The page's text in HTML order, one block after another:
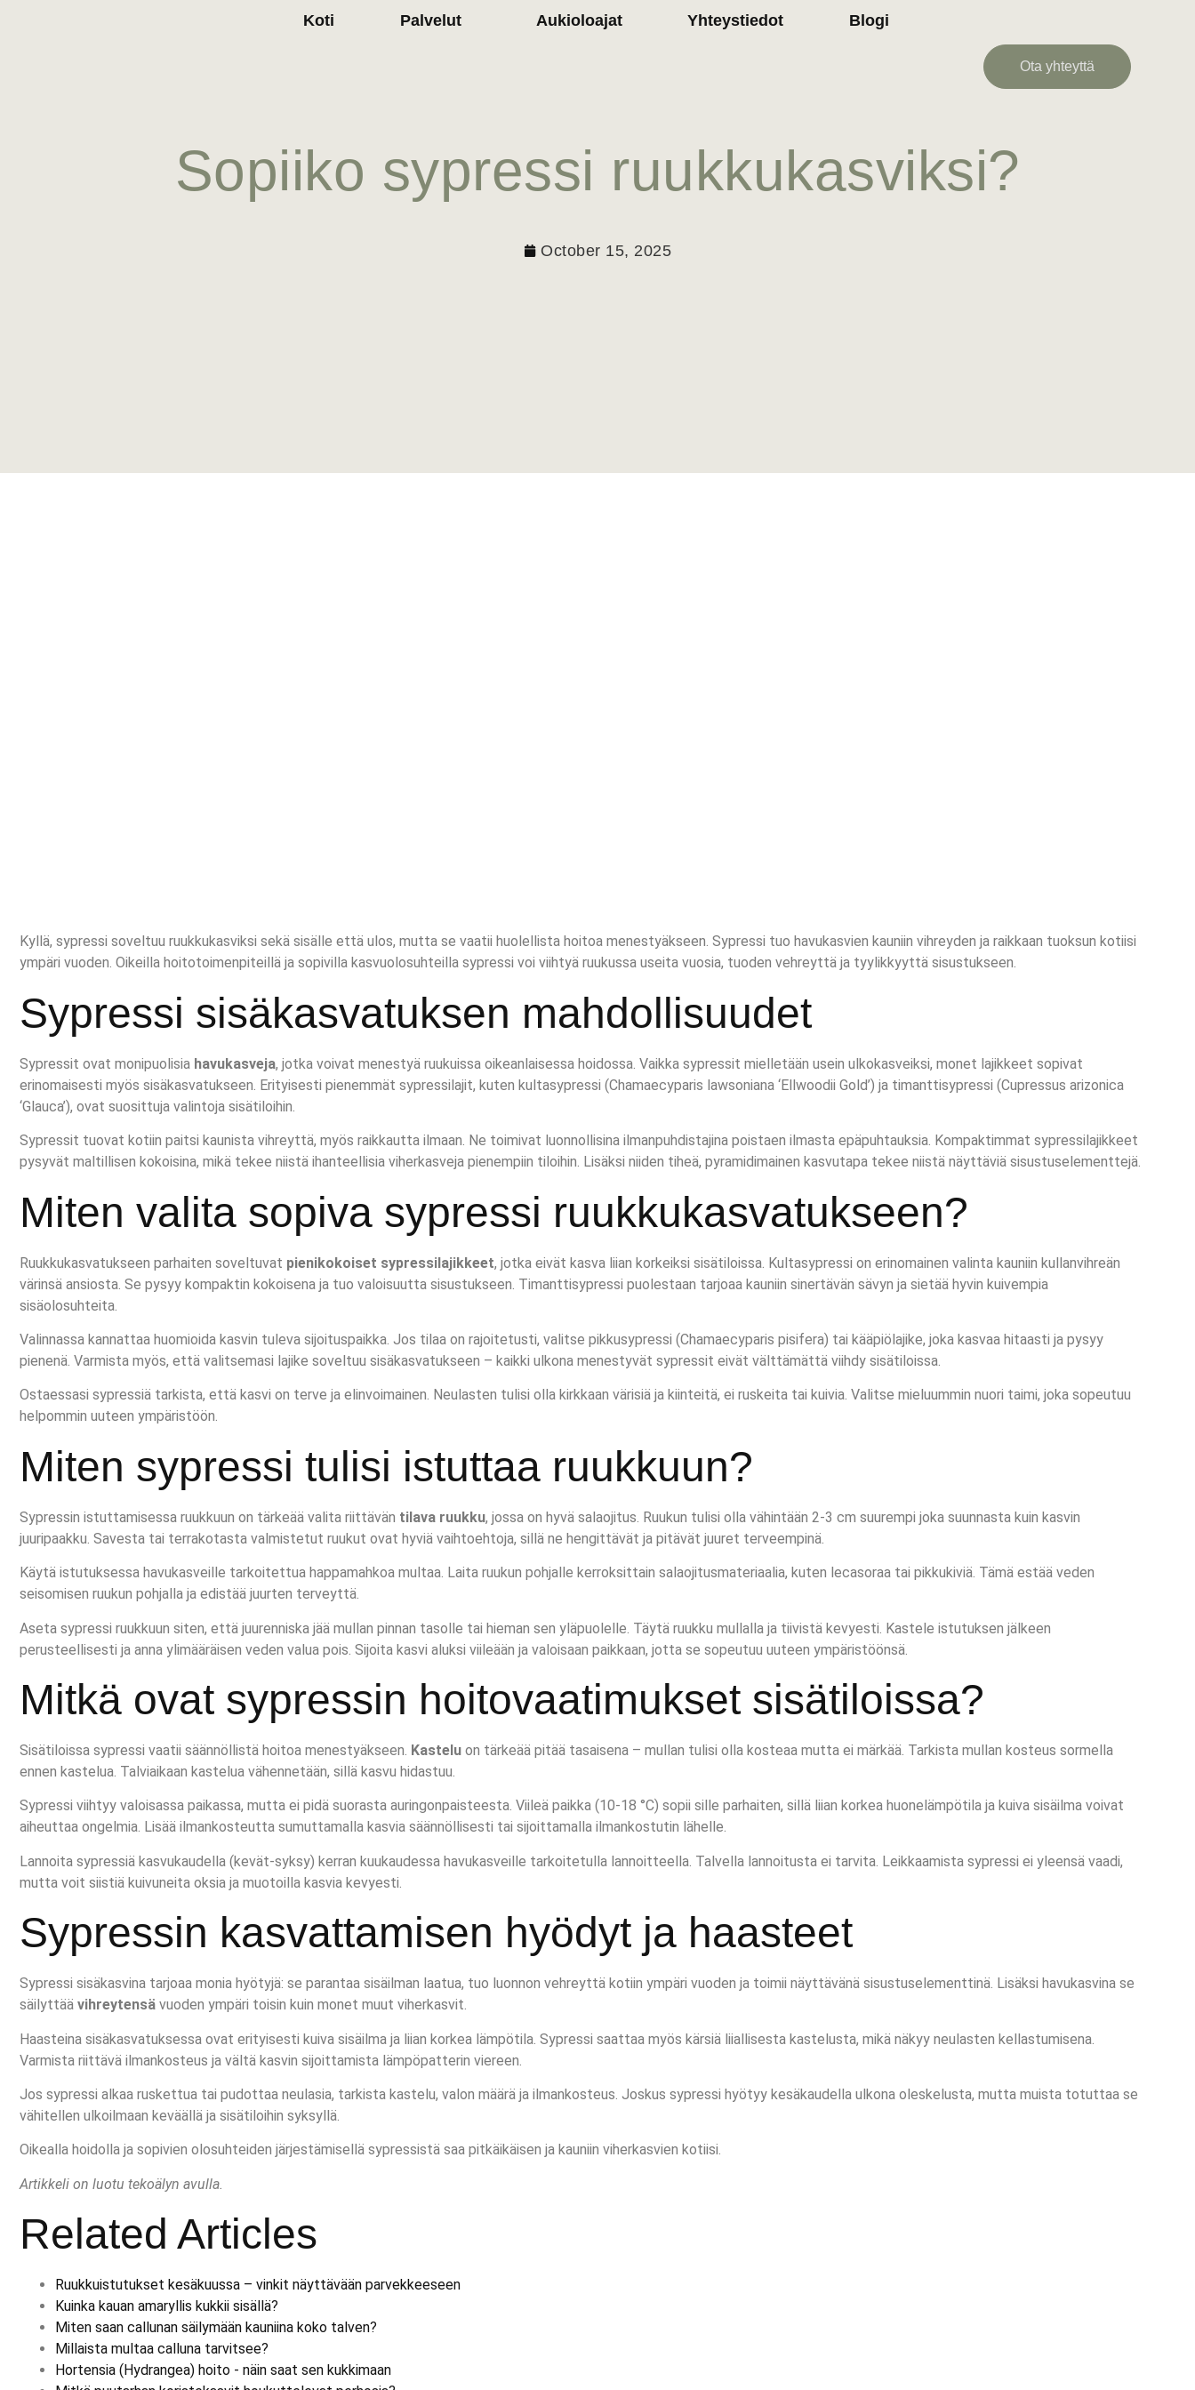
Koti Palvelut Aukioloajat Yhteystiedot Blogi
Ota yhteyttä
Sopiiko sypressi ruukkukasviksi?
October 15, 2025
Kyllä, sypressi soveltuu ruukkukasviksi sekä sisälle että ulos, mutta se vaatii huolellista hoitoa menestyäkseen. Sypressi tuo havukasvien kauniin vihreyden ja raikkaan tuoksun kotiisi
ympäri vuoden. Oikeilla hoitotoimenpiteillä ja sopivilla kasvuolosuhteilla sypressi voi viihtyä ruukussa useita vuosia, tuoden vehreyttä ja tyylikkyyttä sisustukseen.
Sypressi sisäkasvatuksen mahdollisuudet
Sypressit ovat monipuolisia havukasveja, jotka voivat menestyä ruukuissa oikeanlaisessa hoidossa. Vaikka sypressit mielletään usein ulkokasveiksi, monet lajikkeet sopivat
erinomaisesti myös sisäkasvatukseen. Erityisesti pienemmät sypressilajit, kuten kultasypressi (Chamaecyparis lawsoniana ‘Ellwoodii Gold’) ja timanttisypressi (Cupressus arizonica
‘Glauca’), ovat suosittuja valintoja sisätiloihin.
Sypressit tuovat kotiin paitsi kaunista vihreyttä, myös raikkautta ilmaan. Ne toimivat luonnollisina ilmanpuhdistajina poistaen ilmasta epäpuhtauksia. Kompaktimmat sypressilajikkeet
pysyvät maltillisen kokoisina, mikä tekee niistä ihanteellisia viherkasveja pienempiin tiloihin. Lisäksi niiden tiheä, pyramidimainen kasvutapa tekee niistä näyttäviä sisustuselementtejä.
Miten valita sopiva sypressi ruukkukasvatukseen?
Ruukkukasvatukseen parhaiten soveltuvat pienikokoiset sypressilajikkeet, jotka eivät kasva liian korkeiksi sisätiloissa. Kultasypressi on erinomainen valinta kauniin kullanvihreän
värinsä ansiosta. Se pysyy kompaktin kokoisena ja tuo valoisuutta sisustukseen. Timanttisypressi puolestaan tarjoaa kauniin sinertävän sävyn ja sietää hyvin kuivempia
sisäolosuhteita.
Valinnassa kannattaa huomioida kasvin tuleva sijoituspaikka. Jos tilaa on rajoitetusti, valitse pikkusypressi (Chamaecyparis pisifera) tai kääpiölajike, joka kasvaa hitaasti ja pysyy
pienenä. Varmista myös, että valitsemasi lajike soveltuu sisäkasvatukseen – kaikki ulkona menestyvät sypressit eivät välttämättä viihdy sisätiloissa.
Ostaessasi sypressiä tarkista, että kasvi on terve ja elinvoimainen. Neulasten tulisi olla kirkkaan värisiä ja kiinteitä, ei ruskeita tai kuivia. Valitse mieluummin nuori taimi, joka sopeutuu
helpommin uuteen ympäristöön.
Miten sypressi tulisi istuttaa ruukkuun?
Sypressin istuttamisessa ruukkuun on tärkeää valita riittävän tilava ruukku, jossa on hyvä salaojitus. Ruukun tulisi olla vähintään 2-3 cm suurempi joka suunnasta kuin kasvin
juuripaakku. Savesta tai terrakotasta valmistetut ruukut ovat hyviä vaihtoehtoja, sillä ne hengittävät ja pitävät juuret terveempinä.
Käytä istutuksessa havukasveille tarkoitettua happamahkoa multaa. Laita ruukun pohjalle kerroksittain salaojitusmateriaalia, kuten lecasoraa tai pikkukiviä. Tämä estää veden
seisomisen ruukun pohjalla ja edistää juurten terveyttä.
Aseta sypressi ruukkuun siten, että juurenniska jää mullan pinnan tasolle tai hieman sen yläpuolelle. Täytä ruukku mullalla ja tiivistä kevyesti. Kastele istutuksen jälkeen
perusteellisesti ja anna ylimääräisen veden valua pois. Sijoita kasvi aluksi viileään ja valoisaan paikkaan, jotta se sopeutuu uuteen ympäristöönsä.
Mitkä ovat sypressin hoitovaatimukset sisätiloissa?
Sisätiloissa sypressi vaatii säännöllistä hoitoa menestyäkseen. Kastelu on tärkeää pitää tasaisena – mullan tulisi olla kosteaa mutta ei märkää. Tarkista mullan kosteus sormella
ennen kastelua. Talviaikaan kastelua vähennetään, sillä kasvu hidastuu.
Sypressi viihtyy valoisassa paikassa, mutta ei pidä suorasta auringonpaisteesta. Viileä paikka (10-18 °C) sopii sille parhaiten, sillä liian korkea huonelämpötila ja kuiva sisäilma voivat
aiheuttaa ongelmia. Lisää ilmankosteutta sumuttamalla kasvia säännöllisesti tai sijoittamalla ilmankostutin lähelle.
Lannoita sypressiä kasvukaudella (kevät-syksy) kerran kuukaudessa havukasveille tarkoitetulla lannoitteella. Talvella lannoitusta ei tarvita. Leikkaamista sypressi ei yleensä vaadi,
mutta voit siistiä kuivuneita oksia ja muotoilla kasvia kevyesti.
Sypressin kasvattamisen hyödyt ja haasteet
Sypressi sisäkasvina tarjoaa monia hyötyjä: se parantaa sisäilman laatua, tuo luonnon vehreyttä kotiin ympäri vuoden ja toimii näyttävänä sisustuselementtinä. Lisäksi havukasvina se
säilyttää vihreytensä vuoden ympäri toisin kuin monet muut viherkasvit.
Haasteina sisäkasvatuksessa ovat erityisesti kuiva sisäilma ja liian korkea lämpötila. Sypressi saattaa myös kärsiä liiallisesta kastelusta, mikä näkyy neulasten kellastumisena.
Varmista riittävä ilmankosteus ja vältä kasvin sijoittamista lämpöpatterin viereen.
Jos sypressi alkaa ruskettua tai pudottaa neulasia, tarkista kastelu, valon määrä ja ilmankosteus. Joskus sypressi hyötyy kesäkaudella ulkona oleskelusta, mutta muista totuttaa se
vähitellen ulkoilmaan keväällä ja sisätiloihin syksyllä.
Oikealla hoidolla ja sopivien olosuhteiden järjestämisellä sypressistä saa pitkäikäisen ja kauniin viherkasvien kotiisi.
Artikkeli on luotu tekoälyn avulla.
Related Articles
Ruukkuistutukset kesäkuussa – vinkit näyttävään parvekkeeseen
Kuinka kauan amaryllis kukkii sisällä?
Miten saan callunan säilymään kauniina koko talven?
Millaista multaa calluna tarvitsee?
Hortensia (Hydrangea) hoito - näin saat sen kukkimaan